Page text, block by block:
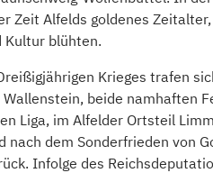
Zeit Alfelds goldenes
Kultur blühten.
Krieges trafen
beide namhaften
Liga, im Alfelder Ortsteil
nach dem Sonderfrieden von
Infolge des